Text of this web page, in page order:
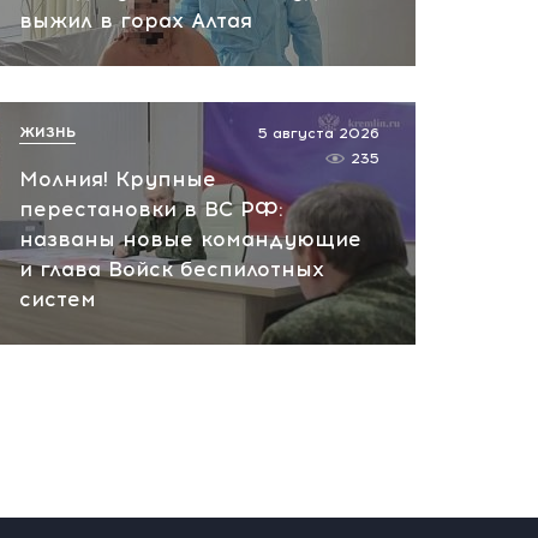
склад ВБ: в Тверской
области загорелся
выжил в горах Алтая
Молния! Крупные
перестановки в ВС РФ:
названы новые командующие
и глава Войск беспилотных
систем
5 августа 2026
235
ЖИЗНЬ